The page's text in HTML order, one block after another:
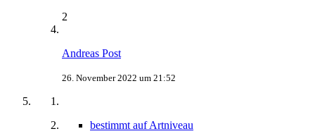
2
Andreas Post
26. November 2022 um 21:52
bestimmt auf Artniveau